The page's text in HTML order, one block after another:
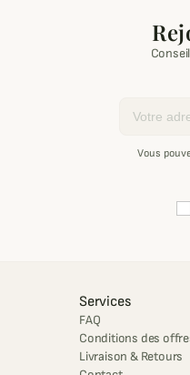
Vous
Services
FAQ
Conditions des
Livraison & Retours